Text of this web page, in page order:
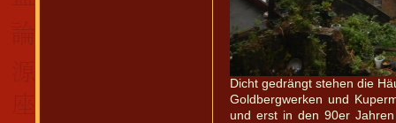
Dicht gedrängt stehen die
Goldbergwerken und
und erst in den 90er